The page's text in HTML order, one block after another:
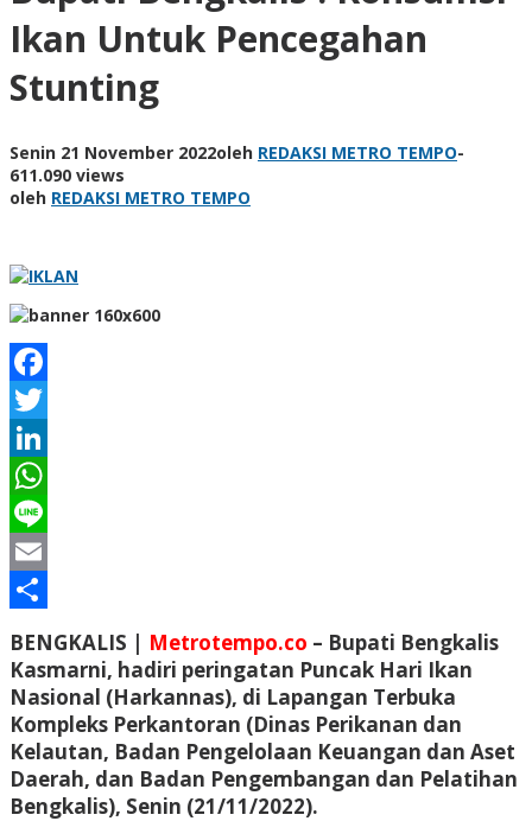
Ikan Untuk Pencegahan
Stunting
Senin 21 November 2022oleh REDAKSI METRO TEMPO-
611.090 views
oleh REDAKSI METRO TEMPO
Facebook
Twitter
LinkedIn
WhatsApp
Line
Email
BENGKALIS | Metrotempo.co – Bupati Bengkalis
Kasmarni, hadiri peringatan Puncak Hari Ikan
Nasional (Harkannas), di Lapangan Terbuka
Kompleks Perkantoran (Dinas Perikanan dan
Kelautan, Badan Pengelolaan Keuangan dan Aset
Daerah, dan Badan Pengembangan dan Pelatihan
Bengkalis), Senin (21/11/2022).